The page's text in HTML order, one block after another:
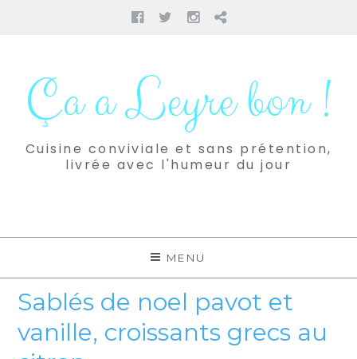
Facebook
TwitterInstagram
Pinterest
contenuÇa a Leyre bon !
Cuisine conviviale et sans prétention,
livrée avec l'humeur du jour
MENU
Sablés de noel pavot et
vanille, croissants grecs au